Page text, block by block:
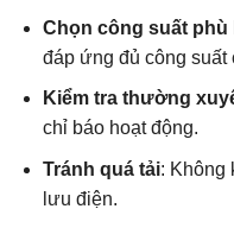
Chọn công suất phù
đáp ứng đủ công suất
Kiểm tra thường
chỉ báo hoạt động.
Tránh quá tải: Không
lưu điện.